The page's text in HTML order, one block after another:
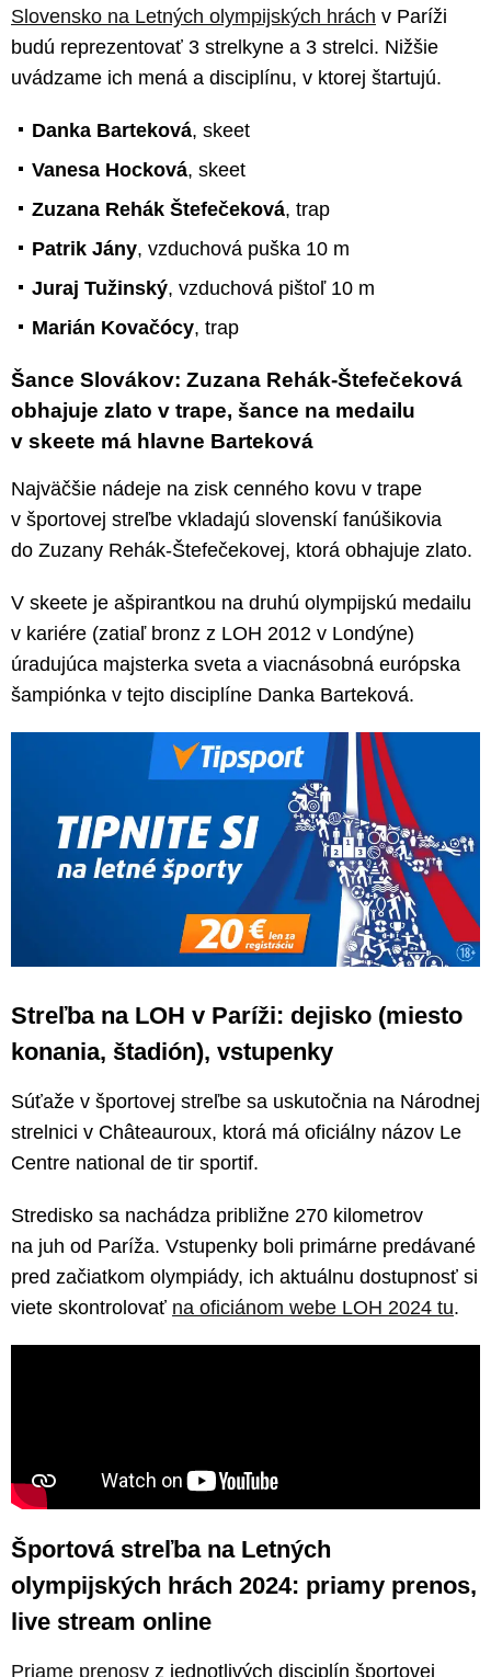
Slovensko na Letných olympijských hrách v Paríži
budú reprezentovať 3 strelkyne a 3 strelci. Nižšie
uvádzame ich mená a disciplínu, v ktorej štartujú.
Danka Barteková, skeet
Vanesa Hocková, skeet
Zuzana Rehák Štefečeková, trap
Patrik Jány, vzduchová puška 10 m
Juraj Tužinský, vzduchová pištoľ 10 m
Marián Kovačócy, trap
Šance Slovákov: Zuzana Rehák-Štefečeková
obhajuje zlato v trape, šance na medailu
v skeete má hlavne Barteková
Najväčšie nádeje na zisk cenného kovu v trape
v športovej streľbe vkladajú slovenskí fanúšikovia
do Zuzany Rehák-Štefečekovej, ktorá obhajuje zlato.
V skeete je ašpirantkou na druhú olympijskú medailu
v kariére (zatiaľ bronz z LOH 2012 v Londýne)
úradujúca majsterka sveta a viacnásobná európska
šampiónka v tejto disciplíne Danka Barteková.
Streľba na LOH v Paríži: dejisko (miesto
konania, štadión), vstupenky
Súťaže v športovej streľbe sa uskutočnia na Národnej
strelnici v Châteauroux, ktorá má oficiálny názov Le
Centre national de tir sportif.
Stredisko sa nachádza približne 270 kilometrov
na juh od Paríža. Vstupenky boli primárne predávané
pred začiatkom olympiády, ich aktuálnu dostupnosť si
viete skontrolovať na oficiánom webe LOH 2024 tu.
Športová streľba na Letných
olympijských hrách 2024: priamy prenos,
live stream online
Priame prenosy z jednotlivých disciplín športovej